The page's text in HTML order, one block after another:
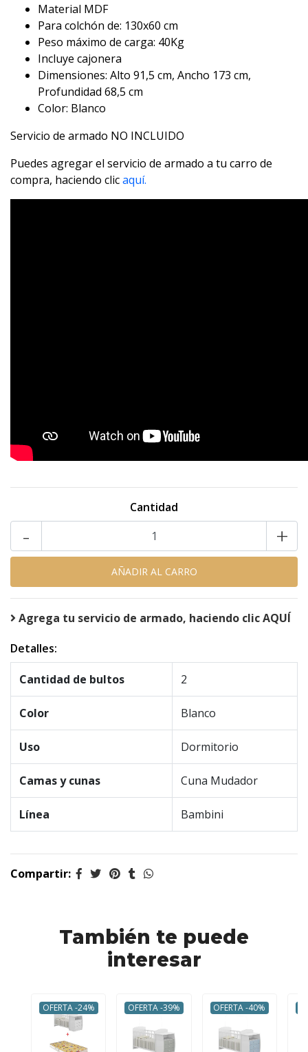
Material MDF
Para colchón de: 130x60 cm
Peso máximo de carga: 40Kg
Incluye cajonera
Dimensiones: Alto 91,5 cm, Ancho 173 cm,
Profundidad 68,5 cm
Color: Blanco
Servicio de armado NO INCLUIDO
Puedes agregar el servicio de armado a tu carro de
compra, haciendo clicaquí.
Cantidad
+
-
Agrega tu servicio de armado, haciendo clic AQUÍ
Detalles:
Cantidad de bultos 2
Color Blanco
Uso Dormitorio
Camas y cunas Cuna Mudador
Línea Bambini
Compartir:
También te puede
interesar
OFERTA -24% OFERTA -39% OFERTA -40%